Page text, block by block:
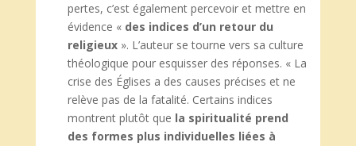
pertes, c’est également percevoir et mettre en
évidence « des indices d’un retour du
religieux ». L’auteur se tourne vers sa culture
théologique pour esquisser des réponses. « La
crise des Églises a des causes précises et ne
relève pas de la fatalité. Certains indices
montrent plutôt que la spiritualité prend
des formes plus individuelles liées à